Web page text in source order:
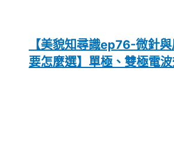
【美貌知尋識ep76-微針
要怎麼選】單極、雙極電波